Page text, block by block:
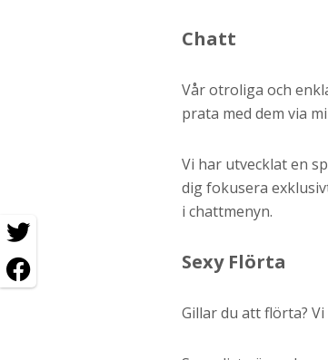
Chatt
Vår otroliga och
prata med dem via
Vi har utvecklat en
dig fokusera
i chattmenyn.
Sexy Flörta
Gillar du att flörta?